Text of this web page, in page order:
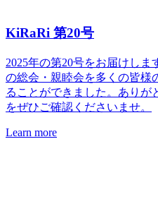
KiRaRi 第20号
2025年の第20号をお届けし
の総会・親睦会を多くの皆様
ることができました。ありが
をぜひご確認くださいませ。
Learn more